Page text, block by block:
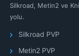
Silkroad, Metin2 ve
yolu.
Silkroad PVP
Metin2 PVP